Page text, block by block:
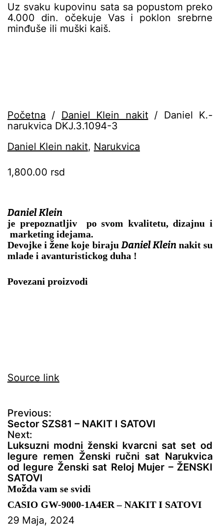
Uz svaku kupovinu sata sa popustom preko
4.000 din. očekuje Vas i poklon srebrne
minđuše ili muški kaiš.
Početna / Daniel Klein nakit/ Daniel K.-
narukvica DKJ.3.1094-3
Daniel Klein nakit, Narukvica
1,800.00 rsd
Daniel Klein
je prepoznatljiv po svom kvalitetu, dizajnu i
marketing idejama.
Devojke i žene koje biraju Daniel Kleinnakit su
mlade i avanturistickog duha !
Povezani proizvodi
Source link
N
a
v
i
g
a
c
i
j
a
č
Previous:
Sector SZS81 – NAKIT I SATOVI
Next:
Luksuzni modni ženski kvarcni sat set od
legure remen Ženski ručni sat Narukvica
od legure Ženski sat Reloj Mujer – ŽENSKI
SATOVI
Možda vam se svidi
CASIO GW-9000-1A4ER – NAKIT I SATOVI
29 Maja, 2024